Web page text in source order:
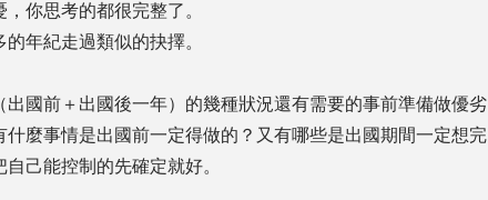
你思考的都很完整了。
年紀走過類似的抉擇。
出國前＋出國後一年）的幾種狀況還有需要的事前準備做優劣
什麼事情是出國前一定得做的？又有哪些是出國期間一定想完
己能控制的先確定就好。